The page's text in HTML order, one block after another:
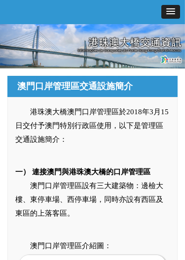
澳門口岸管理區交通設施簡介
港珠澳大橋澳門口岸管理區於2018年3月15
日交付予澳門特別行政區使用，以下是管理區
交通設施簡介：
一） 連接澳門與港珠澳大橋的口岸管理區
澳門口岸管理區設有三大建築物：邊檢大
樓、東停車場、西停車場，同時亦設有西區及
東區的上落客區。
澳門口岸管理區介紹圖：